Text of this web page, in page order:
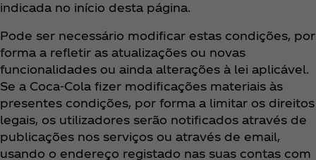
indicada no início desta página.
Pode ser necessário modificar estas condições, por
forma a refletir as atualizações ou novas
funcionalidades ou ainda alterações à lei aplicável.
Se a Coca‑Cola fizer modificações materiais às
presentes condições, por forma a limitar os direitos
legais, os utilizadores serão notificados através de
publicações nos serviços ou através de email,
usando o endereço registado nas suas contas com